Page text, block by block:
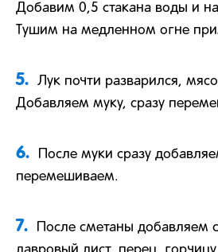
Добавим 0,5 стакана воды и
Тушим на медленном огне
5.
Лук почти разварился,
Добавляем муку, сразу
6.
После муки сразу
перемешиваем.
7.
После сметаны добавляем